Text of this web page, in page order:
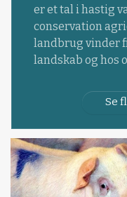
er et tal i hastig
conservation
landbrug vinder
landskab og hos
Se